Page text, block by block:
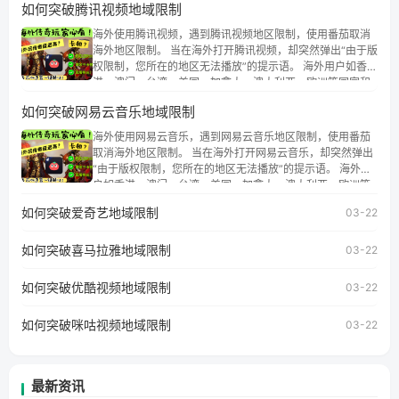
如何突破腾讯视频地域限制
海外使用腾讯视频，遇到腾讯视频地区限制，使用番茄取消
海外地区限制。 当在海外打开腾讯视频，却突然弹出“由于版
权限制，您所在的地区无法播放”的提示语。 海外用户如香
港、澳门、台湾、美国、加拿大、澳大利亚、欧洲等国家和
权限制问题，且仅能在中国大陆地区播放。 遇到这个问题的
朋友们，使用番茄回国加速器，即可解决「海外用户收听腾
讯视频地区版权限制」的问题，无论人在香港、澳门、台
湾、美国、加拿大、澳大利亚、欧洲等国家和地区工作、留
学、定居等，都可以使用，不再因地区和版权限制所困扰。
如何突破网易云音乐地域限制
海外使用网易云音乐，遇到网易云音乐地区限制，使用番茄
取消海外地区限制。 当在海外打开网易云音乐，却突然弹出
“由于版权限制，您所在的地区无法播放”的提示语。 海外用
户如香港、澳门、台湾、美国、加拿大、澳大利亚、欧洲等
地区及版权限制问题，且仅能在中国大陆地区播放。 遇到这
户收听网易云音乐地区版权限制」的问题，无论人在香港、
工作、留学、定居等，都可以使用，不再因地区和版权限制
所困扰。
如何突破爱奇艺地域限制 03-22
如何突破喜马拉雅地域限制 03-22
如何突破优酷视频地域限制 03-22
如何突破咪咕视频地域限制 03-22
最新资讯